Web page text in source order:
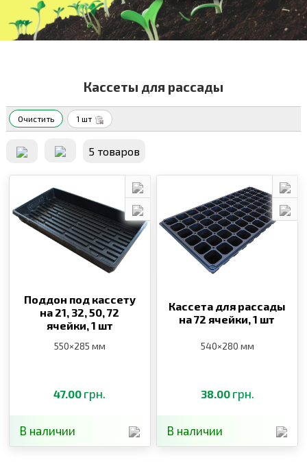
Кассеты для рассады
Очистить 1 шт
5 товаров
Поддон под кассету
на 21, 32, 50, 72
ячейки,1 шт
550×285 мм
47.00 грн.
В наличии
Кассета для рассады
на 72 ячейки,1 шт
540×280 мм
38.00 грн.
В наличии